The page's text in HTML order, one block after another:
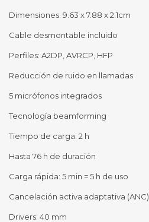
Dimensiones: 9.63 x 7.88 x 2.1cm
Cable desmontable incluido
Perfiles: A2DP, AVRCP, HFP
Reducción de ruido en llamadas
5 micrófonos integrados
Tecnología beamforming
Tiempo de carga: 2 h
Hasta 76 h de duración
Carga rápida: 5 min = 5 h de uso
Cancelación activa adaptativa (ANC)
Drivers: 40 mm